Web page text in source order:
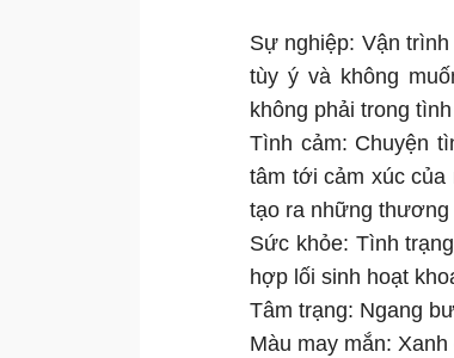
Sự nghiệp: Vận
tùy ý và không
không phải trong
Tình cảm: Chuyện
tâm tới cảm xúc
tạo ra những thương
Sức khỏe: Tình
hợp lối sinh hoạt
Tâm trạng: Ngang
Màu may mắn: